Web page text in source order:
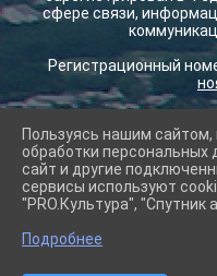
сфере связи,
Регистрационный
2026 г. krilovskay.ru
Вход
Карта сайта
Политика обработки
Сделано на KubCMS
Пользуясь нашим
обработки персональных
сайт и другие
сервисы используют
"PRO.Культура", "Спутник
Подробнее